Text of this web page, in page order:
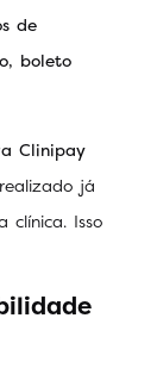
de
boleto
Clinipay
já
Isso